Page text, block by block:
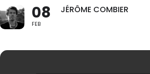
08
FEB
JÉRÔME COMBIER